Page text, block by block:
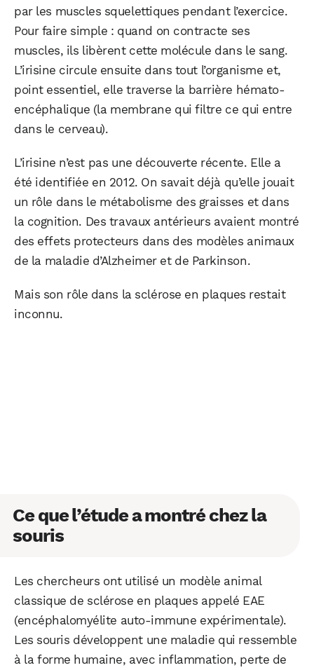
par les muscles squelettiques pendant l’exercice.
Pour faire simple : quand on contracte ses
muscles, ils libèrent cette molécule dans le sang.
L’irisine circule ensuite dans tout l’organisme et,
point essentiel, elle traverse la barrière hémato-
encéphalique (la membrane qui filtre ce qui entre
dans le cerveau).
L’irisine n’est pas une découverte récente. Elle a
été identifiée en 2012. On savait déjà qu’elle jouait
un rôle dans le métabolisme des graisses et dans
la cognition. Des travaux antérieurs avaient montré
des effets protecteurs dans des modèles animaux
de la maladie d’Alzheimer et de Parkinson.
Mais son rôle dans la sclérose en plaques restait
inconnu.
Ce que l’étude a montré chez la
souris
Les chercheurs ont utilisé un modèle animal
classique de sclérose en plaques appelé EAE
(encéphalomyélite auto-immune expérimentale).
Les souris développent une maladie qui ressemble
à la forme humaine, avec inflammation, perte de